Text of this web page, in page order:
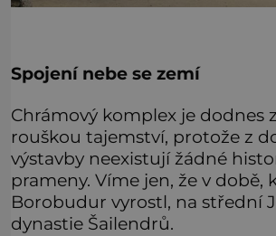
Spojení nebe se zemí
Chrámový komplex je dodnes
rouškou tajemství, protože z
výstavby neexistují žádné
prameny. Víme jen, že v době,
Borobudur vyrostl, na střední
dynastie Šailendrů.